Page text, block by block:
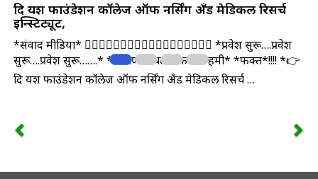
दि यश फाउंडेशन कॉलेज ऑफ नर्सिंग अँड मेडिकल रिसर्च
इन्स्टिट्यूट,
*संवाद मीडिया* 👩‍⚕👩‍⚕👩‍⚕👩‍⚕👩‍⚕👩‍⚕👩‍⚕👩‍⚕👩‍⚕ *‌प्रवेश सुरू….प्रवेश
सुरू….प्रवेश सुरू…….* *शिक्षणासोबत नोकरीची हमी* *फक्त*!!!! *👉
दि यश फाउंडेशन कॉलेज ऑफ नर्सिंग अँड मेडिकल रिसर्च …